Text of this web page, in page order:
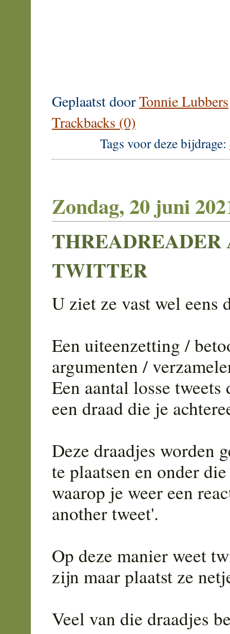
Geplaatst doorTonnie Lubbers
Trackbacks (0)
Tags voor deze bijdrage:
Zondag, 20 juni
THREADREADER
TWITTER
U ziet ze vast wel eens
Een uiteenzetting /
argumenten /
Een aantal losse
een draad die je
Deze draadjes worden
te plaatsen en onder
waarop je weer een
another tweet'.
Op deze manier weet
zijn maar plaatst ze
Veel van die draadjes